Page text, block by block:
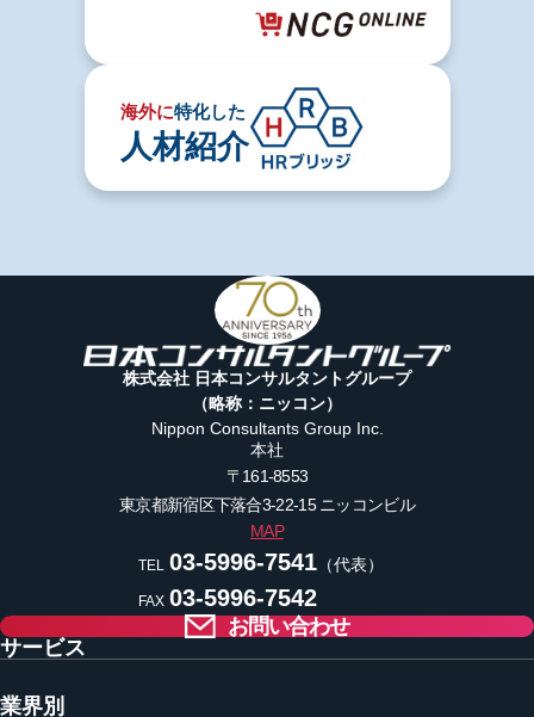
海外に特化した
人材紹介
株式会社 日本コンサルタントグループ
（略称：ニッコン）
Nippon Consultants Group Inc.
本社
〒161-8553
東京都新宿区下落合3-22-15ニッコンビル
MAP
TEL 03-5996-7541（代表）
FAX 03-5996-7542
お問い合わせ
サービス
業界別